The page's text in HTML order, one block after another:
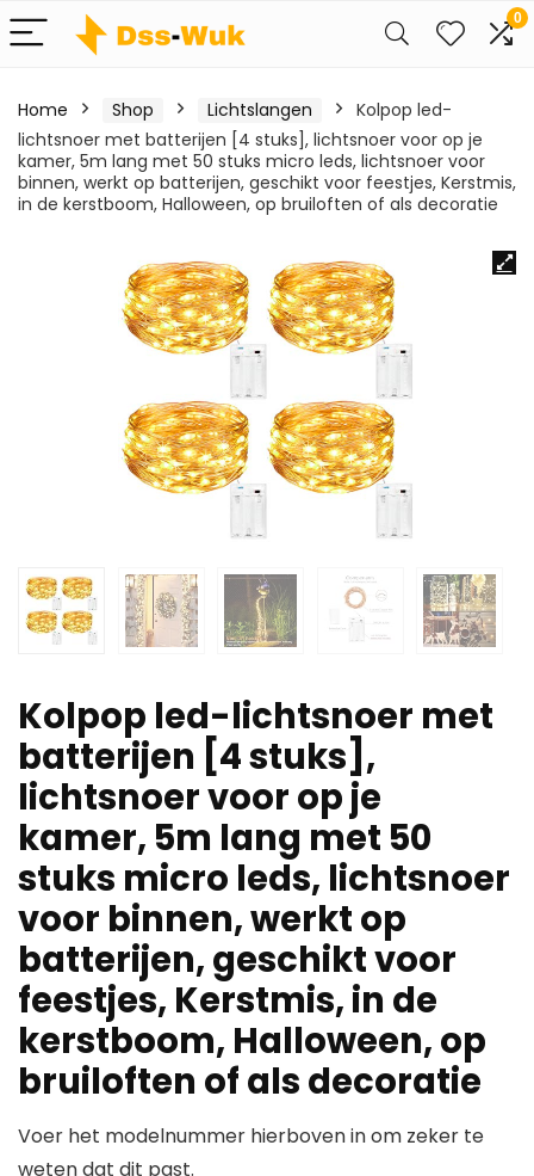
0
Home Shop Lichtslangen
Kolpop led-
lichtsnoer met batterijen [4 stuks], lichtsnoer voor op je
kamer, 5m lang met 50 stuks micro leds, lichtsnoer voor
binnen, werkt op batterijen, geschikt voor feestjes, Kerstmis,
in de kerstboom, Halloween, op bruiloften of als decoratie
Kolpop led-lichtsnoer met
batterijen [4 stuks],
lichtsnoer voor op je
kamer, 5m lang met 50
stuks micro leds, lichtsnoer
voor binnen, werkt op
batterijen, geschikt voor
feestjes, Kerstmis, in de
kerstboom, Halloween, op
bruiloften of als decoratie
Voer het modelnummer hierboven in om zeker te
weten dat dit past.